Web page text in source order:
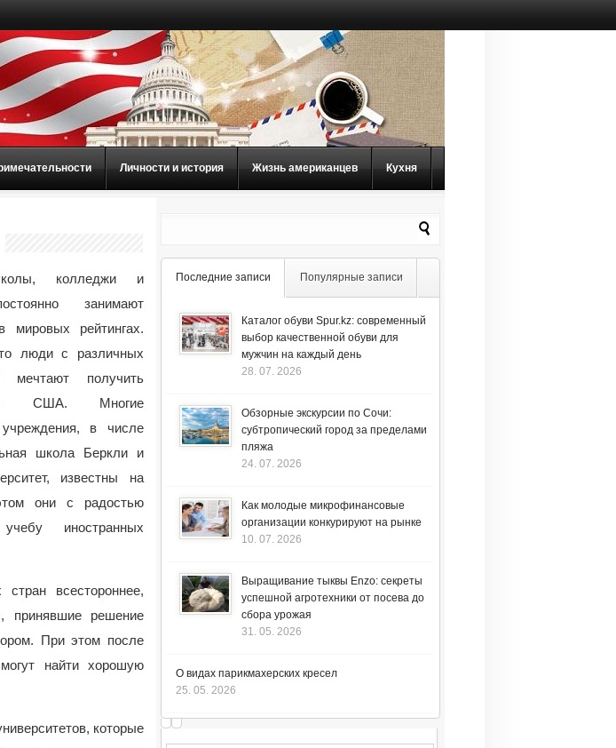
Личности и история Жизнь американцев Кухня
колледжи и
занимают
мировых рейтингах.
люди с различных
мечтают получить
в США. Многие
учреждения, в числе
школа Беркли и
известны на
они с радостью
иностранных
всестороннее,
принявшие решение
При этом после
могут найти хорошую
которые
Последние записи Популярные записи
Каталог обуви Spur.kz: современный
выбор качественной обуви для
мужчин на каждый день
28. 07. 2026
Обзорные экскурсии по Сочи:
субтропический город за пределами
пляжа
24. 07. 2026
Как молодые микрофинансовые
организации конкурируют на рынке
10. 07. 2026
Выращивание тыквы Enzo: секреты
успешной агротехники от посева до
сбора урожая
31. 05. 2026
О видах парикмахерских кресел
25. 05. 2026